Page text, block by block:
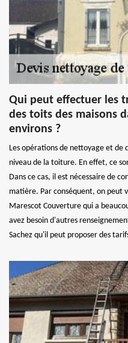
Qui peut effectuer les
des toits des maisons
environs ?
Les opérations de nettoyage et de
niveau de la toiture. En effet, ce
Dans ce cas, il est nécessaire de
matière. Par conséquent, on peut
Marescot Couverture qui a
avez besoin d'autres
Sachez qu'il peut proposer des